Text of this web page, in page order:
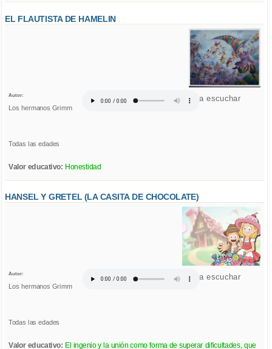
EL FLAUTISTA DE HAMELIN
Click para escuchar
Autor:
Los hermanos Grimm
Todas las edades
Valor educativo: Honestidad
HANSEL Y GRETEL (LA CASITA DE CHOCOLATE)
Click para escuchar
Autor:
Los hermanos Grimm
Todas las edades
Valor educativo: El ingenio y la unión como forma de superar dificultades, que